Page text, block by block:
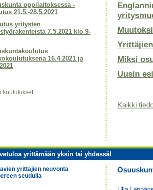
oppilaitoksessa -
21.5.-28.5.2021
yritysten
7.5.2021 klo 9-
16.4.2021 ja
koulutukset
Miksi
Uusin
Kaikki
yrittämään yksin tai yhdessä!
yrittäjien neuvonta
seudulla